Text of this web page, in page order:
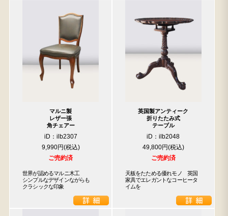
マルニ製
レザー張
角チェアー
iD：ilb2307
9,990円
ご売約済
世界が認めるマルニ木工
シンプルなデザインながらも
クラシックな印象
英国製アンティーク
折りたたみ式
テーブル
iD：ilb2048
49,800円
ご売約済
天板をたためる優れモノ　英国
家具でエレガントなコーヒータ
イムを